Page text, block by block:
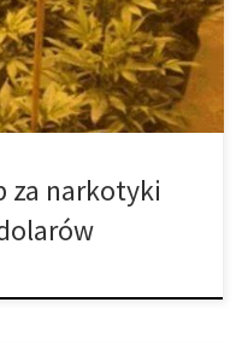
w obszarze Bell
jest błędnie […]
za narkotyki